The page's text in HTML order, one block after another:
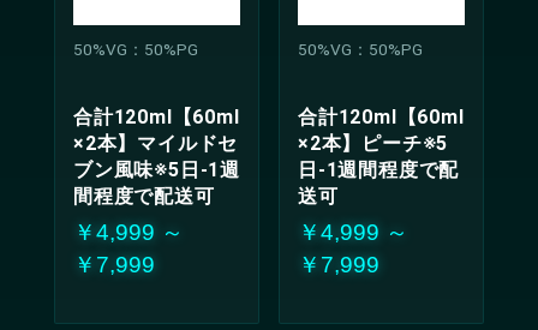
50%VG：50%PG
合計120ml【60ml
×2本】マイルドセ
ブン風味※5日-1週
間程度で配送可
￥4,999 ～
￥7,999
50%VG：50%PG
合計120ml【60ml
×2本】ピーチ※5
日-1週間程度で配
送可
￥4,999 ～
￥7,999